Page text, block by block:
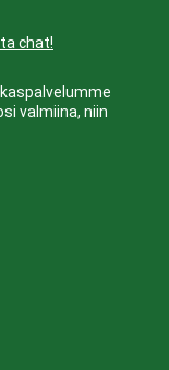
chat!
valmiina, niin